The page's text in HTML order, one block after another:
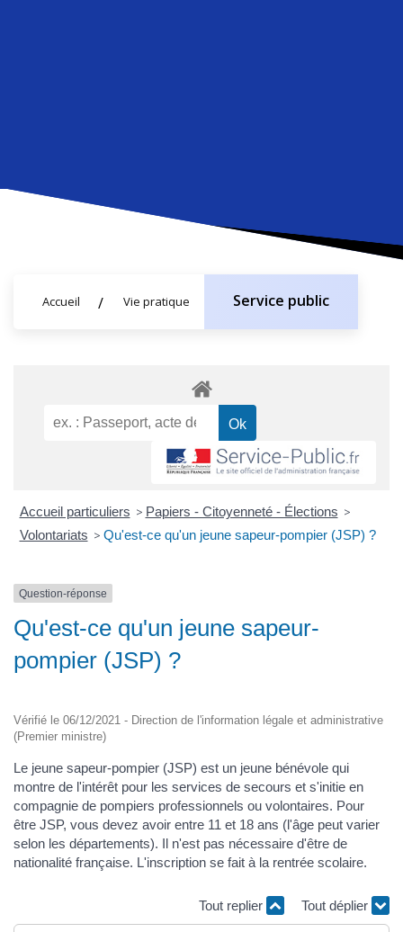
Accueil Vie pratique Service public
Accueil particuliers > Papiers - Citoyenneté - Élections >
Volontariats > Qu'est-ce qu'un jeune sapeur-pompier (JSP) ?
Question-réponse
Qu'est-ce qu'un jeune sapeur-
pompier (JSP) ?
Vérifié le 06/12/2021 - Direction de l'information légale et administrative
(Premier ministre)
Le jeune sapeur-pompier (JSP) est un jeune bénévole qui
montre de l'intérêt pour les services de secours et s'initie en
compagnie de pompiers professionnels ou volontaires. Pour
être JSP, vous devez avoir entre 11 et 18 ans (l'âge peut varier
selon les départements). Il n'est pas nécessaire d'être de
nationalité française. L'inscription se fait à la rentrée scolaire.
Tout replier Tout déplier